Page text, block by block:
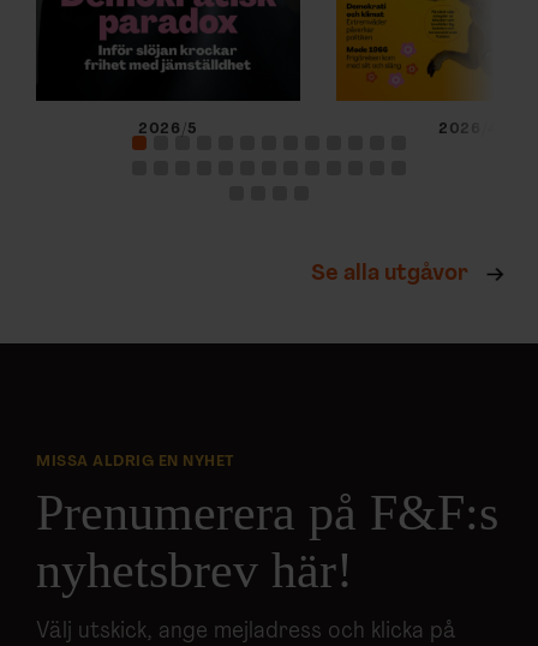
Beställ i dag!
2026/5 2026/4
Se alla utgåvor
MISSA ALDRIG EN NYHET
Prenumerera på F&F:s
nyhetsbrev här!
Välj utskick, ange mejladress och klicka på